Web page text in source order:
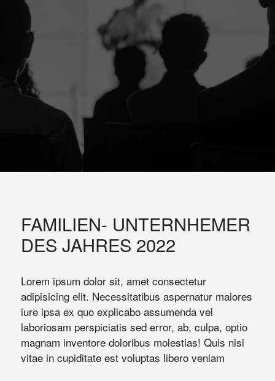
FAMILIEN- UNTERNHEMER
DES JAHRES 2022
Lorem ipsum dolor sit, amet consectetur
adipisicing elit. Necessitatibus aspernatur maiores
iure ipsa ex quo explicabo assumenda vel
laboriosam perspiciatis sed error, ab, culpa, optio
magnam inventore doloribus molestias! Quis nisi
vitae in cupiditate est voluptas libero veniam